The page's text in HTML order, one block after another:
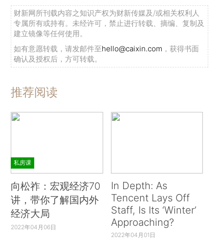
财新网所刊载内容之知识产权为财新传媒及/或相关权利人
专属所有或持有。未经许可，禁止进行转载、摘编、复制及
建立镜像等任何使用。
如有意愿转载，请发邮件至hello@caixin.com ，获得书面
确认及授权后，方可转载。
推荐阅读
私房课
向松祚：宏观经济70
讲，带你了解国内外
经济大局
2022年04月06日
In Depth: As
Tencent Lays Off
Staff, Is Its ‘Winter’
Approaching?
2022年04月01日